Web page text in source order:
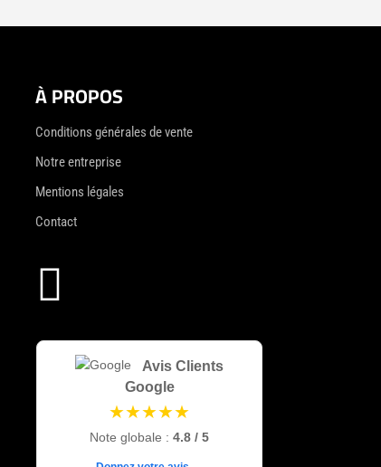
À PROPOS
Conditions générales de vente
Notre entreprise
Mentions légales
Contact

Avis Clients
Google
★★★★★
Note globale : 4.8 / 5